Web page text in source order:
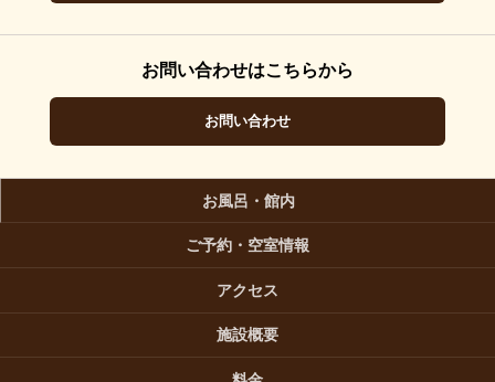
お問い合わせはこちらから
お問い合わせ
お風呂・館内
ご予約・空室情報
アクセス
施設概要